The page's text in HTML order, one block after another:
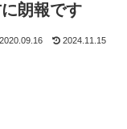
朗報です
2020.09.16 2024.11.15